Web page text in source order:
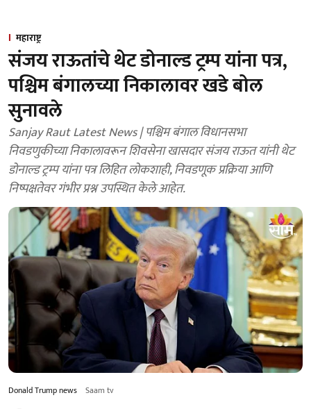
महाराष्ट्र
संजय राऊतांचे थेट डोनाल्ड ट्रम्प यांना पत्र,
पश्चिम बंगालच्या निकालावर खडे बोल
सुनावले
Sanjay Raut Latest News | पश्चिम बंगाल विधानसभा
निवडणुकीच्या निकालावरून शिवसेना खासदार संजय राऊत यांनी थेट
डोनाल्ड ट्रम्प यांना पत्र लिहित लोकशाही, निवडणूक प्रक्रिया आणि
निष्पक्षतेवर गंभीर प्रश्न उपस्थित केले आहेत.
Donald Trump news Saam tv